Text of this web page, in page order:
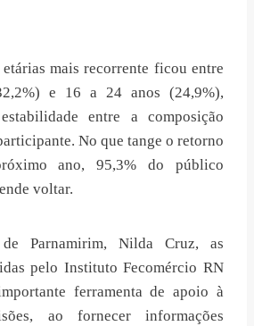
mais recorrente ficou entre
e 16 a 24 anos (24,9%),
entre a composição
No que tange o retorno
ano, 95,3% do público
voltar.
Parnamirim, Nilda Cruz, as
pelo Instituto Fecomércio RN
ferramenta de apoio à
ao fornecer informações